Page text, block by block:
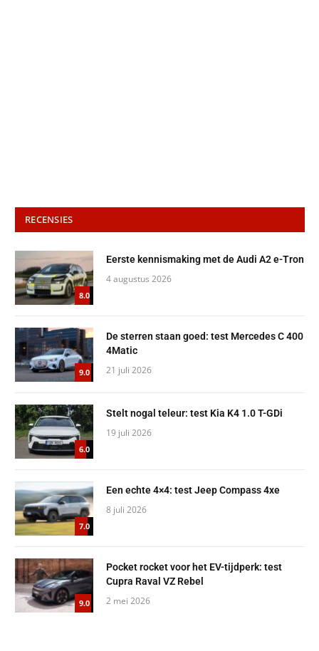
RECENSIES
8.0
Eerste kennismaking met de Audi A2 e-Tron
4 augustus 2026
9.0
De sterren staan goed: test Mercedes C 400
4Matic
21 juli 2026
6.0
Stelt nogal teleur: test Kia K4 1.0 T-GDi
19 juli 2026
7.0
Een echte 4×4: test Jeep Compass 4xe
8 juli 2026
9.0
Pocket rocket voor het EV-tijdperk: test
Cupra Raval VZ Rebel
2 mei 2026